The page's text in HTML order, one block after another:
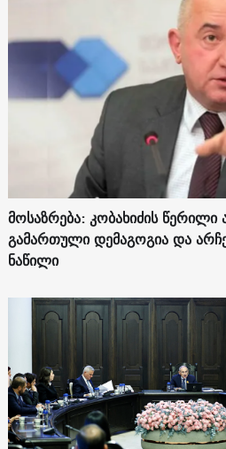
მოსაზრება: კობახიძის
გამართული დემაგოგია და
ნაწილი